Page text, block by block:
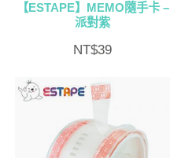
【ESTAPE】MEMO隨手卡 –
派對紫
NT$39